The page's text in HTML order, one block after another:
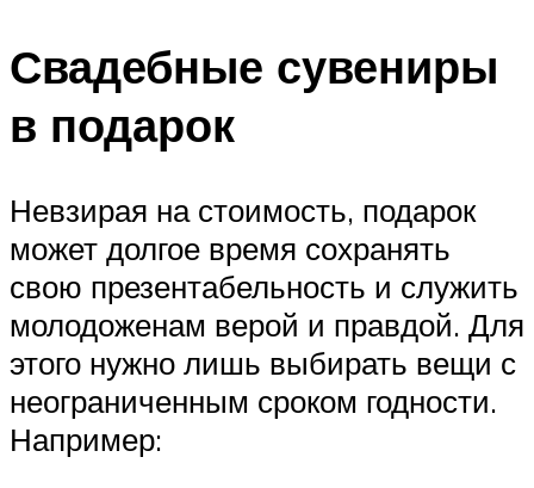
Свадебные сувениры
в подарок
Невзирая на стоимость, подарок
может долгое время сохранять
свою презентабельность и служить
молодоженам верой и правдой. Для
этого нужно лишь выбирать вещи с
неограниченным сроком годности.
Например: